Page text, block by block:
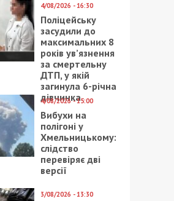
4/08/2026 - 16:30
Поліцейську
засудили до
максимальних 8
років ув’язнення
за смертельну
ДТП, у якій
загинула 6-річна
дівчинка
4/08/2026 - 15:00
Вибухи на
полігоні у
Хмельницькому:
слідство
перевіряє дві
версії
3/08/2026 - 13:30